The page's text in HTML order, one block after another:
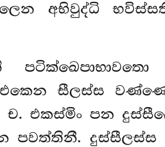
අභිවුද්ධි
සීලස්ස
එකස්මිං පන
පවත්තිනී. දුස්සීලස්ස